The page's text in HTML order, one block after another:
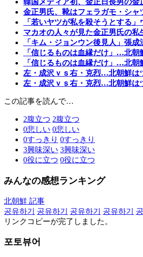
韓国メディア初、金正日長男の金
金正男氏、靴はフェラガモ・シャ
「若いヤツが私を殺そうとする
マカオの人々が見た金正男氏の私
「キム・ジョンウン後見人」張
「信じるものは血縁だけ」…北朝
「信じるものは血縁だけ」…北朝
左・成沢ｖｓ右・克烈…北朝鮮は‘
左・成沢ｖｓ右・克烈…北朝鮮は‘
この記事を読んで…
2腹立つ 2腹立つ
0悲しい 0悲しい
0すっきり 0すっきり
3興味深い 3興味深い
0役に立つ 0役に立つ
みんなの感想ランキング
北朝鮮 記事
공유하기
공유하기 공유하기 공유하기
リンクコピーが完了しました。
포토뷰어